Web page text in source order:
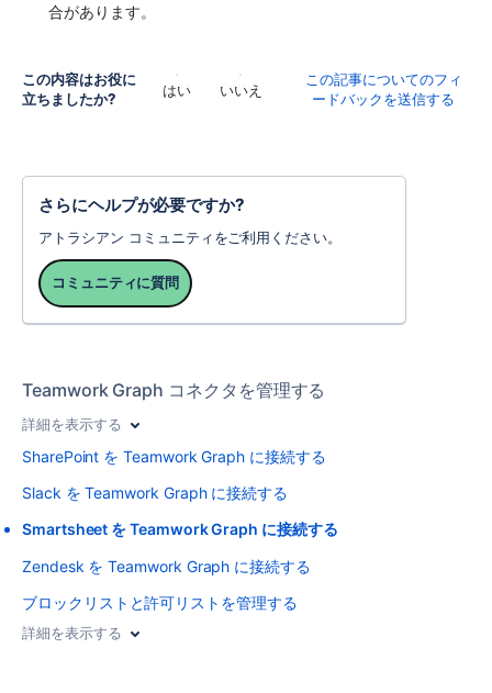
合があります。
この内容はお役に
立ちましたか?
はい いいえ
この記事についてのフィ
ードバックを送信する
さらにヘルプが必要ですか?
アトラシアン コミュニティをご利用ください。
コミュニティに質問
Teamwork Graph コネクタを管理する
詳細を表示する
SharePoint を Teamwork Graph に接続する
Slack を Teamwork Graph に接続する
Smartsheet を Teamwork Graph に接続する
Zendesk を Teamwork Graph に接続する
ブロックリストと許可リストを管理する
詳細を表示する